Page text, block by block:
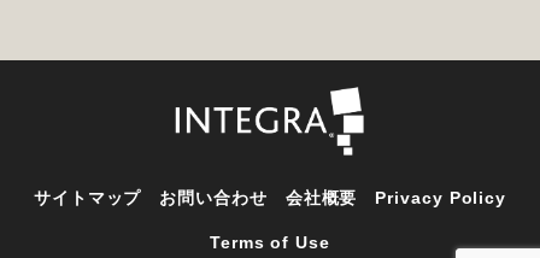
サイトマップ お問い合わせ 会社概要 Privacy Policy
Terms of Use